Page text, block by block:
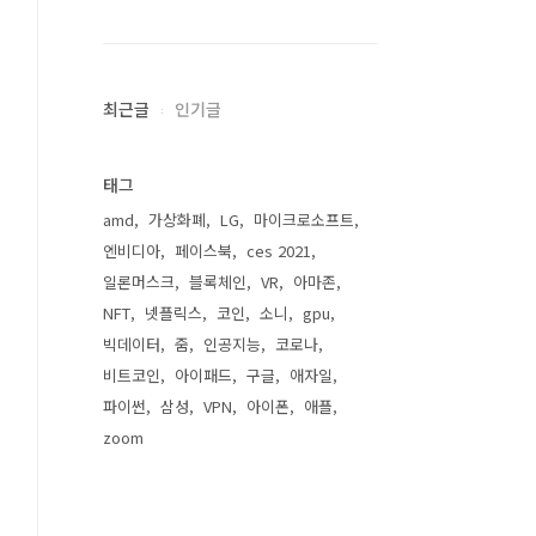
최근글 인기글
태그
amd 가상화폐 LG
마이크로소프트
엔비디아
페이스북
ces 2021
일론머스크
블록체인 VR
아마존
NFT
넷플릭스 코인 소니
gpu
빅데이터
줌 인공지능
코로나
비트코인
아이패드 구글
애자일
파이썬
삼성 VPN 아이폰
애플
zoom